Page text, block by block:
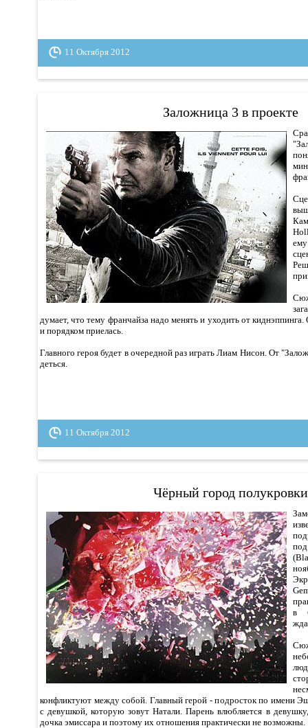
11 Октября 2012
Заложница 3 в проекте
думает, что тему франчайза надо менять и уходить от киднэппинга.
и порядком приелась.
Главного героя будет в очередной раз играть Лиам Нисон. От
деться.
11 Октября 2012
Чёрный город полукровки
в
конфликтуют между собой. Главный герой - подросток по имени
с девушкой, которую зовут Натали. Парень влюбляется в
дочка эмиссара и поэтому их отношения практически не возможны.